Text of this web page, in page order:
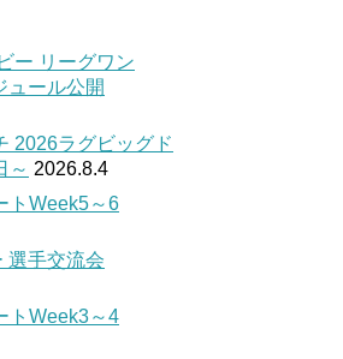
ー リーグワン
ュール公開
2026ラグビッグド
～ 2026.8.4
トWeek5～6
選手交流会
トWeek3～4